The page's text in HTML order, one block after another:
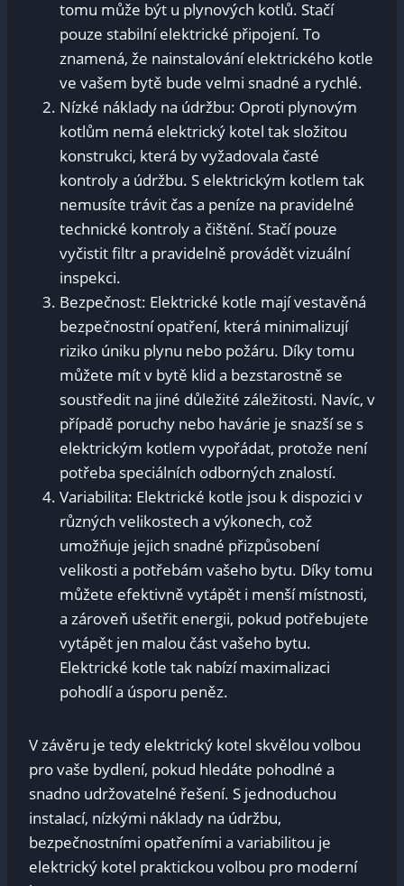
tomu může být u plynových kotlů. Stačí
pouze stabilní elektrické připojení. To
znamená, že nainstalování elektrického kotle
ve vašem bytě bude velmi snadné a rychlé.
Nízké náklady na údržbu: Oproti plynovým
kotlům nemá elektrický kotel tak složitou
konstrukci, která by vyžadovala časté
kontroly a údržbu. S elektrickým kotlem tak
nemusíte trávit čas a peníze na pravidelné
technické kontroly a čištění. Stačí pouze
vyčistit filtr a pravidelně provádět vizuální
inspekci.
Bezpečnost: Elektrické kotle mají vestavěná
bezpečnostní opatření, která minimalizují
riziko úniku plynu nebo požáru. Díky tomu
můžete mít v bytě klid a bezstarostně se
soustředit na jiné důležité záležitosti. Navíc, v
případě poruchy nebo havárie je snazší se s
elektrickým kotlem vypořádat, protože není
potřeba speciálních odborných znalostí.
Variabilita: Elektrické kotle jsou k dispozici v
různých velikostech a výkonech, což
umožňuje jejich snadné přizpůsobení
velikosti a potřebám vašeho bytu. Díky tomu
můžete efektivně vytápět i menší místnosti,
a zároveň ušetřit energii, pokud potřebujete
vytápět jen malou část vašeho bytu.
Elektrické kotle tak nabízí maximalizaci
pohodlí a úsporu peněz.
V závěru je tedy elektrický kotel skvělou volbou
pro vaše bydlení, pokud hledáte pohodlné a
snadno udržovatelné řešení. S jednoduchou
instalací, nízkými náklady na údržbu,
bezpečnostními opatřeními a variabilitou je
elektrický kotel praktickou volbou pro moderní